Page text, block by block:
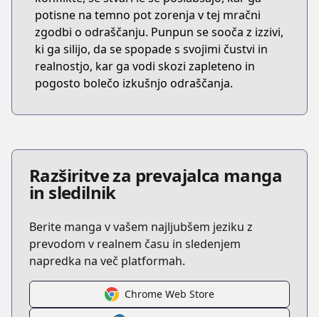
potisne na temno pot zorenja v tej mračni
zgodbi o odraščanju. Punpun se sooča z izzivi,
ki ga silijo, da se spopade s svojimi čustvi in
realnostjo, kar ga vodi skozi zapleteno in
pogosto bolečo izkušnjo odraščanja.
Razširitve za prevajalca manga
in sledilnik
Berite manga v vašem najljubšem jeziku z
prevodom v realnem času in sledenjem
napredka na več platformah.
Chrome Web Store